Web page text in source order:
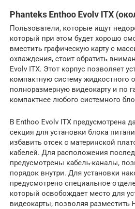
Phanteks Enthoo Evolv ITX
Пользователи, которые ищут
который при этом будет хорошо
вместить графическую карту с
охлаждения, стоит обратить
Evolv ITX. Этот корпус позволяет
компактную систему жидкостного
полноразмерную видеокарту и по
компактнее любого системного
В Enthoo Evolv ITX предусмотрена
секция для установки блока
избавить отсек с материнской
кабелей. Для расположения
предусмотрены кабель-каналы,
порядок внутри. Для установки
предусмотрено специальное
который освобождает место для
видеокарты, позволяя разместить